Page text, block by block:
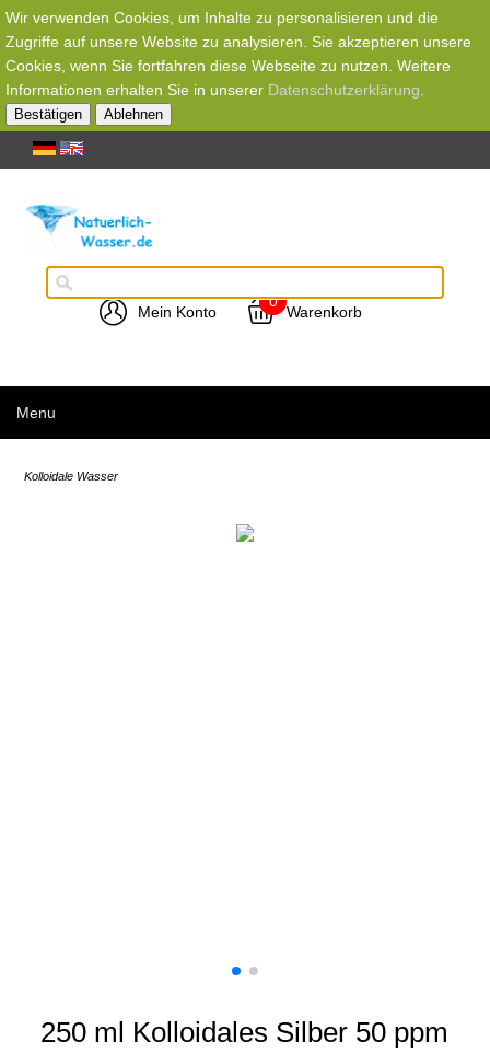
Wir verwenden Cookies, um Inhalte zu personalisieren und die
Zugriffe auf unsere Website zu analysieren. Sie akzeptieren unsere
Cookies, wenn Sie fortfahren diese Webseite zu nutzen. Weitere
Informationen erhalten Sie in unserer Datenschutzerklärung
Bestätigen Ablehnen
Mein Konto
0
Warenkorb
Menu
Kolloidale Wasser
250 ml Kolloidales Silber 50 ppm